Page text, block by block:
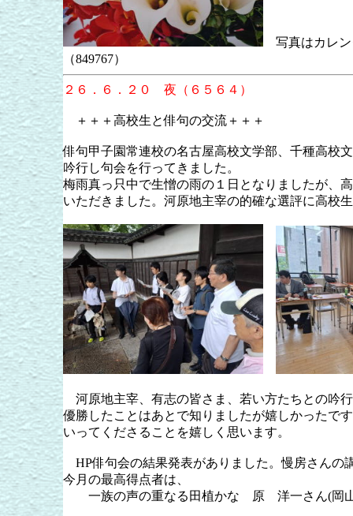
写真はカレン
（849767）
２６．６．２０ 夜（６５６４）
＋＋＋高校生と俳句の交流＋＋＋
俳句甲子園常連校の名古屋高校文学部、千種高校
吟行し句会を行ってきました。
梅雨真っ只中で生憎の雨の１日となりましたが、
いただきました。河原地主宰の的確な選評に高校
河原地主宰、有志の皆さま、若い方たちとの吟
優勝したことはあとで知りましたが嬉しかったで
いってくださることを嬉しく思います。
HP俳句会の結果発表がありました。慢房さんの
今月の最高得点者は、
一族の声の重なる田植かな 原 洋一さん(岡